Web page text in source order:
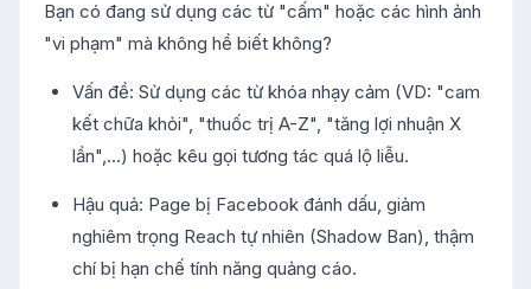
Bạn có đang sử dụng các từ "cấm" hoặc các hình ảnh
"vi phạm" mà không hề biết không?
Vấn đề: Sử dụng các từ khóa nhạy cảm (VD: "cam
kết chữa khỏi", "thuốc trị A-Z", "tăng lợi nhuận X
lần",...) hoặc kêu gọi tương tác quá lộ liễu.
Hậu quả: Page bị Facebook đánh dấu, giảm
nghiêm trọng Reach tự nhiên (Shadow Ban), thậm
chí bị hạn chế tính năng quảng cáo.